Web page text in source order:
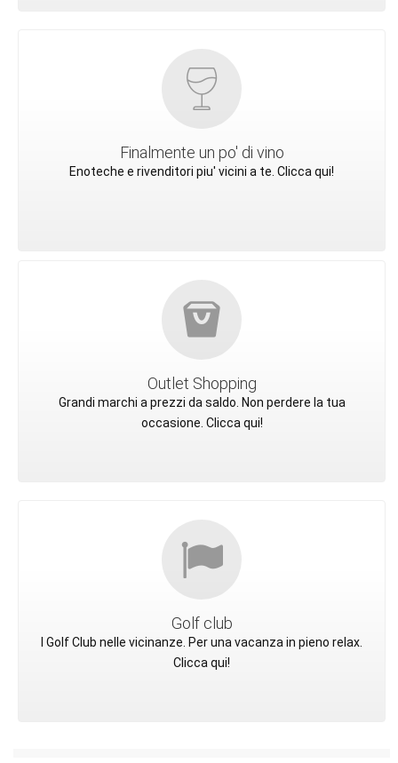
Finalmente un po' di vino
Enoteche e rivenditori piu' vicini a te. Clicca qui!
Outlet Shopping
Grandi marchi a prezzi da saldo. Non perdere la tua
occasione. Clicca qui!
Golf club
I Golf Club nelle vicinanze. Per una vacanza in pieno relax.
Clicca qui!